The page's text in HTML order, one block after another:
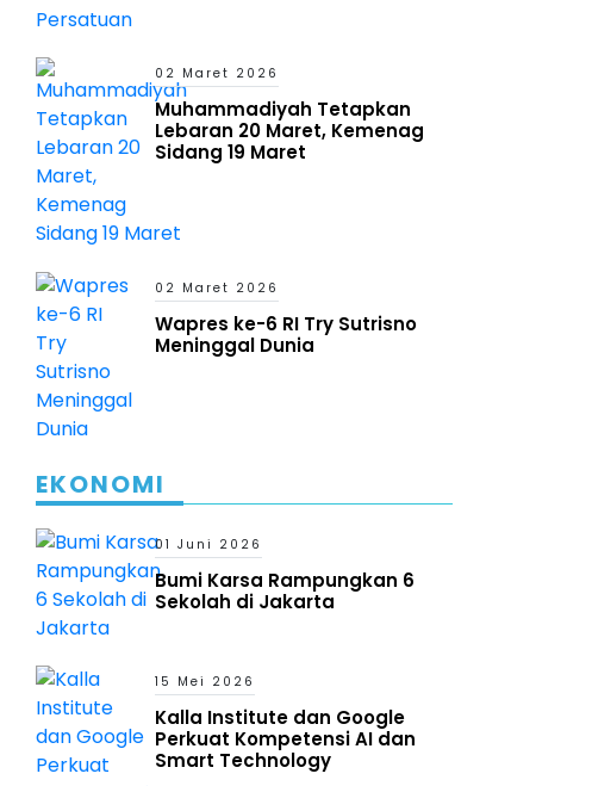
02 Maret 2026
Muhammadiyah Tetapkan
Lebaran 20 Maret, Kemenag
Sidang 19 Maret
02 Maret 2026
Wapres ke-6 RI Try Sutrisno
Meninggal Dunia
EKONOMI
01 Juni 2026
Bumi Karsa Rampungkan 6
Sekolah di Jakarta
15 Mei 2026
Kalla Institute dan Google
Perkuat Kompetensi AI dan
Smart Technology